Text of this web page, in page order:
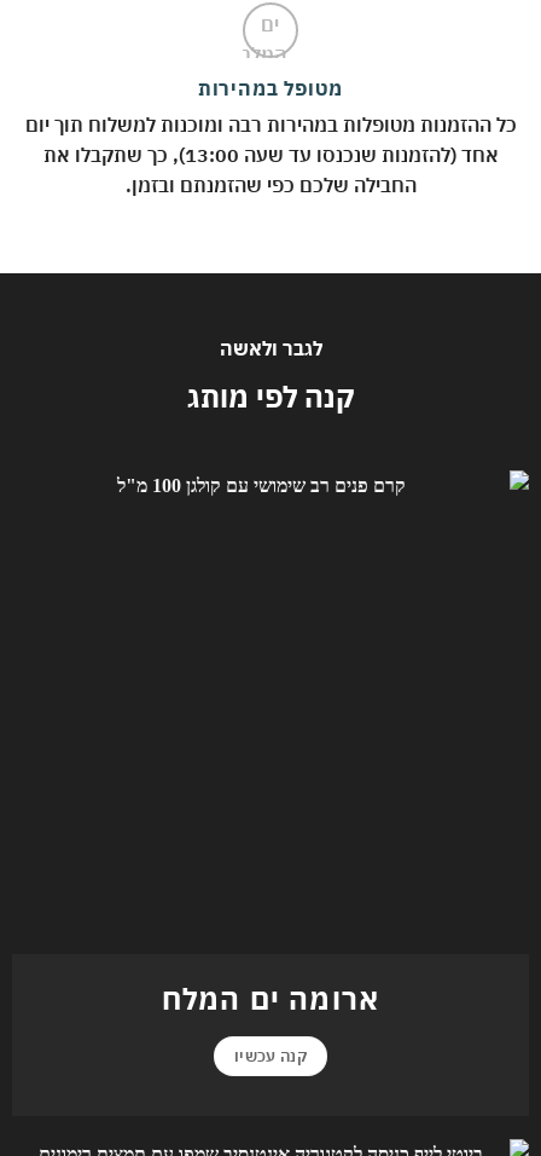
מטופל במהירות
ההזמנות מטופלות במהירות רבה ומוכנות למשלוח תוך יום
אחד (להזמנות שנכנסו עד שעה 13:00), כך שתקבלו את
החבילה שלכם כפי שהזמנתם ובזמן.
לגבר ולאשה
קנה לפי מותג
ארומה ים המלח
קנה עכשיו